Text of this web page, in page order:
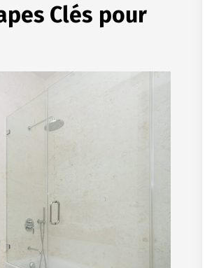
Clés pour